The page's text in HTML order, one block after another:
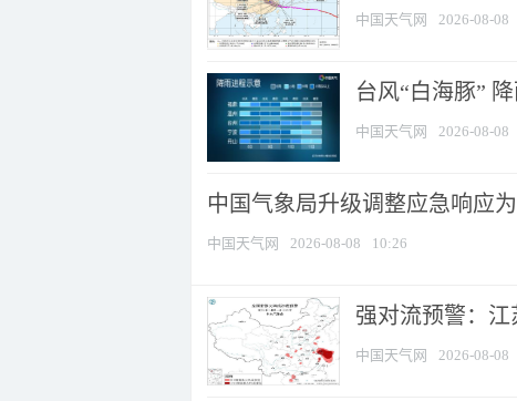
中国天气网 2026-08-08
台风“白海豚”
中国天气网 2026-08-08
中国气象局升级调整应急响应
中国天气网 2026-08-08 10:26
强对流预警：
中国天气网 2026-08-08